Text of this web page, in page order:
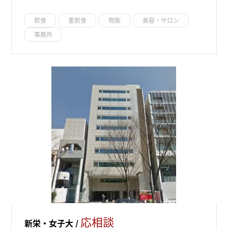
飲食 重飲食 物販
美容・サロン
事務所
新栄・女子大 / 応相談